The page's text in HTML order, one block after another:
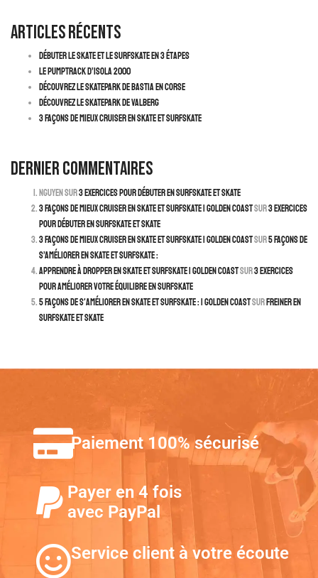
Articles récents
Débuter le Skate et le Surfskate en 3 Étapes
Le pumptrack d’Isola 2000
Découvrez le skatepark de Bastia en Corse
Découvrez le Skatepark de Valberg
3 façons de mieux cruiser en skate et surfskate
Dernier commentaires
Nguyensur3 exercices pour débuter en surfskate et skate
3 façons de mieux cruiser en skate et surfskate | Golden Coastsur3 exercices
pour débuter en surfskate et skate
3 façons de mieux cruiser en skate et surfskate | Golden Coastsur5 façons de
s’améliorer en skate et surfskate :
Apprendre à dropper en skate et surfskate | Golden Coastsur3 exercices
pour améliorer votre équilibre en surfskate
5 façons de s'améliorer en skate et surfskate : | Golden CoastsurFreiner en
surfskate et skate
Paiement 100% sécurisé
Payer en 4 fois
avec PayPal
Service client à votre écoute